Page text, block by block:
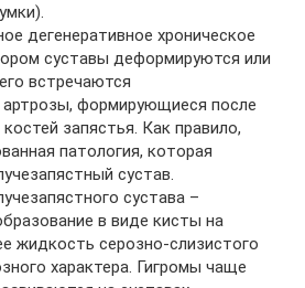
дегенеративное хроническое
суставы деформируются или
встречаются
формирующиеся после
запястья. Как правило,
патология, которая
сустав.
сустава –
в виде кисты на
жидкость серозно-слизистого
характера. Гигромы чаще